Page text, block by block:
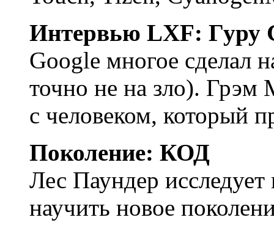
Интервью LXF: Гуру
Google многое сделал
точно не на зло). Грэм
с человеком, который
Поколение: КОД
Лес Паундер
научить новое